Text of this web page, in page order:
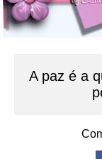
A paz é a